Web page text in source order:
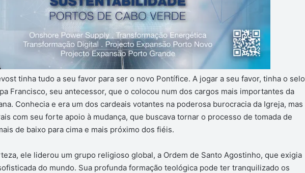
tinha tudo a seu favor para ser o novo Pontífice. A jogar a seu favor, tinha o selo
Francisco, seu antecessor, que o colocou num dos cargos mais importantes da
Conhecia e era um dos cardeais votantes na poderosa burocracia da Igreja, mas
com seu forte apoio à mudança, que buscava tornar o processo de tomada de
de baixo para cima e mais próximo dos fiéis.
ele liderou um grupo religioso global, a Ordem de Santo Agostinho, que exigia
do mundo. Sua profunda formação teológica pode ter tranquilizado os